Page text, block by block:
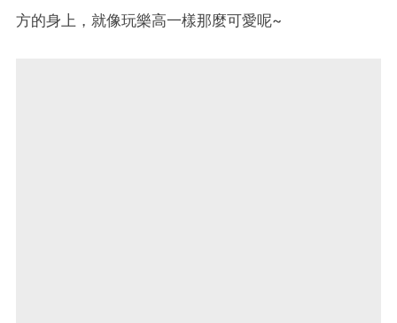
方的身上，就像玩樂高一樣那麼可愛呢~